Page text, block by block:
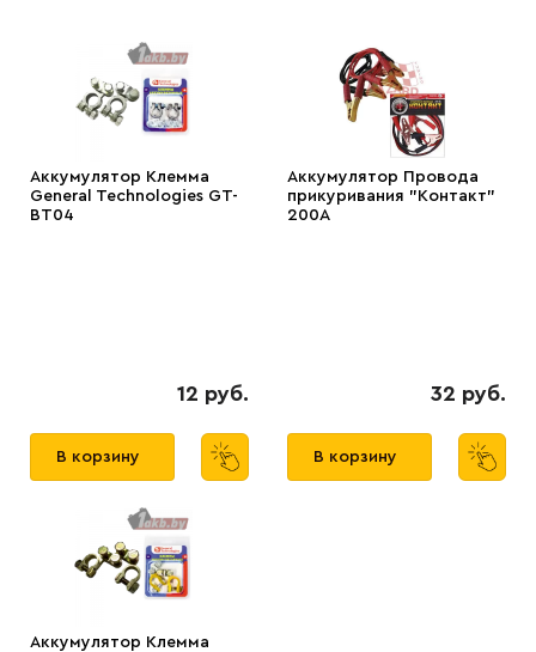
Аккумулятор Клемма
General Technologies GT-
BT04
12 руб.
В корзину
Аккумулятор Провода
прикуривания "Контакт"
200А
32 руб.
В корзину
Аккумулятор Клемма